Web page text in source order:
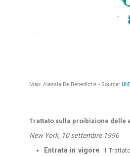
Trattato sulla proibizione delle
New York, 10 settembre 1996
Entrata in vigore:Il